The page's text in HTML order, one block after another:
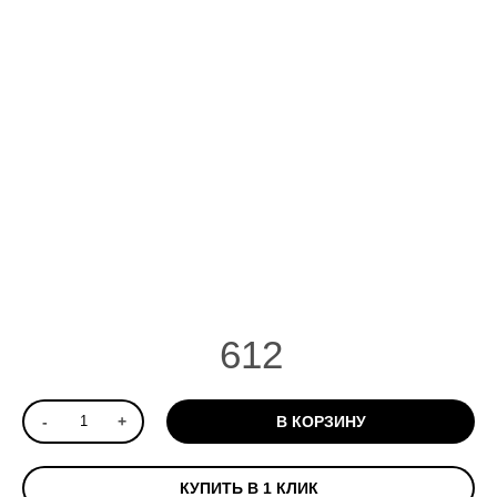
612
- + В КОРЗИНУ
КУПИТЬ В 1 КЛИК